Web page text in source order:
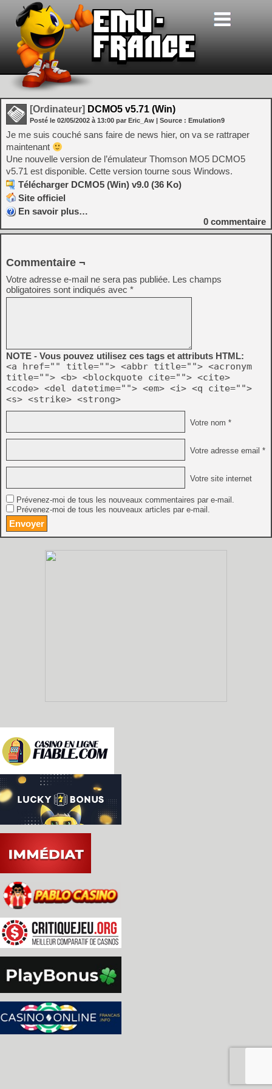
[Ordinateur] DCMO5 v5.71 (Win)
Posté le 02/05/2002 à 13:00 par Eric_Aw | Source : Emulation9
Je me suis couché sans faire de news hier, on va se rattraper
maintenant
Une nouvelle version de l’émulateur Thomson MO5 DCMO5
v5.71 est disponible. Cette version tourne sous Windows.
Télécharger DCMO5 (Win) v9.0 (36 Ko)
Site officiel
En savoir plus…
0 commentaire
Commentaire ¬
Votre adresse e-mail ne sera pas publiée. Les champs
obligatoires sont indiqués avec *
NOTE - Vous pouvez utilisez ces tags et attributs HTML:
<a href="" title=""> <abbr title=""> <acronym
title=""> <b> <blockquote cite=""> <cite>
<code> <del datetime=""> <em> <i> <q cite="">
<s> <strike> <strong>
Votre nom *
Votre adresse email *
Votre site internet
Prévenez-moi de tous les nouveaux commentaires par e-mail.
Prévenez-moi de tous les nouveaux articles par e-mail.